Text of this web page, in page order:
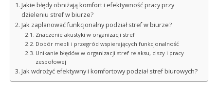
Jakie błędy obniżają komfort i efektywność pracy przy
dzieleniu stref w biurze?
Jak zaplanować funkcjonalny podział stref w biurze?
Znaczenie akustyki w organizacji stref
Dobór mebli i przegród wspierających funkcjonalność
Unikanie błędów w organizacji stref relaksu, ciszy i pracy
zespołowej
Jak wdrożyć efektywny i komfortowy podział stref biurowych?